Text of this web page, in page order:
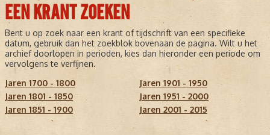
EEN KRANT ZOEKEN
Bent u op zoek naar een krant of tijdschrift van een specifieke
datum, gebruik dan het zoekblok bovenaan de pagina. Wilt u het
archief doorlopen in perioden, kies dan hieronder een periode om
vervolgens te verfijnen.
Jaren 1700 - 1800
Jaren 1801 - 1850
Jaren 1851 - 1900
Jaren 1901 - 1950
Jaren 1951 - 2000
Jaren 2001 - 2015